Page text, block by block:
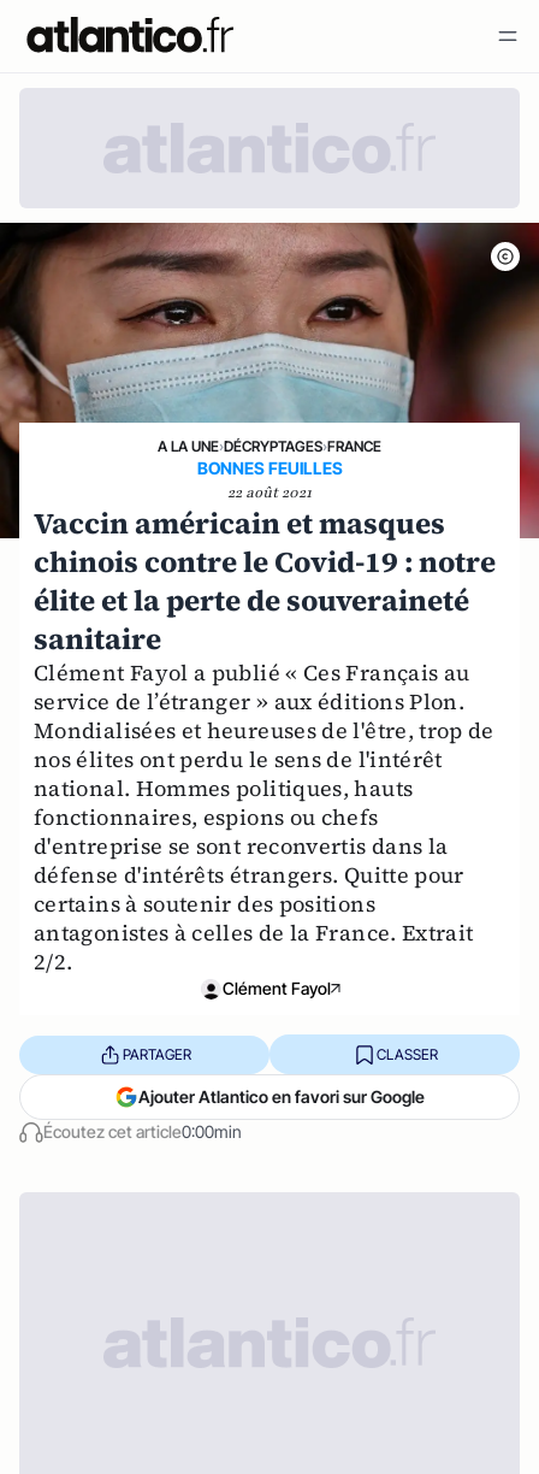
A LA UNE›DÉCRYPTAGES›FRANCE
BONNES FEUILLES
22 août 2021
Vaccin américain et masques
chinois contre le Covid-19 : notre
élite et la perte de souveraineté
sanitaire
Clément Fayol a publié « Ces Français au
service de l’étranger » aux éditions Plon.
Mondialisées et heureuses de l'être, trop de
nos élites ont perdu le sens de l'intérêt
national. Hommes politiques, hauts
fonctionnaires, espions ou chefs
d'entreprise se sont reconvertis dans la
défense d'intérêts étrangers. Quitte pour
certains à soutenir des positions
antagonistes à celles de la France. Extrait
2/2.
Clément Fayol
Écoutez cet article0:00min
PARTAGER CLASSER
Ajouter Atlantico en favori sur Google